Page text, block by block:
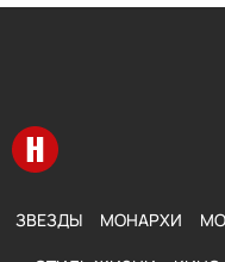
Перейти на главную
ЗВЕЗДЫ МОНАРХИ